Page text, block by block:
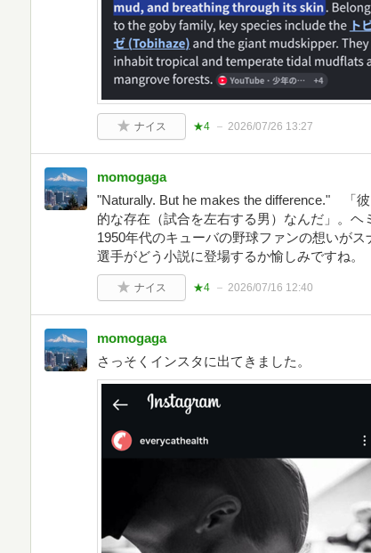
ナイス ★4 2026/07/26 13:27
momogaga
"Naturally. But he makes the difference." 「
的な存在（試合を左右する男）なんだ」。
1950年代のキューバの野球ファンの想いが
選手がどう小説に登場するか愉しみですね。
ナイス ★4 2026/07/16 12:40
momogaga
さっそくインスタに出てきました。